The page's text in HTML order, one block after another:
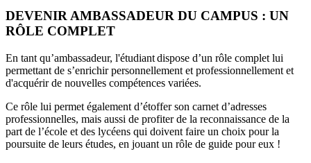
DEVENIR AMBASSADEUR DU CAMPUS : UN
RÔLE COMPLET
En tant qu’ambassadeur, l'étudiant dispose d’un rôle complet lui
permettant de s’enrichir personnellement et professionnellement et
d'acquérir de nouvelles compétences variées.
Ce rôle lui permet également d’étoffer son carnet d’adresses
professionnelles, mais aussi de profiter de la reconnaissance de la
part de l’école et des lycéens qui doivent faire un choix pour la
poursuite de leurs études, en jouant un rôle de guide pour eux !